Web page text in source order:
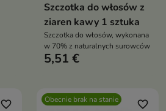
Szczotka do włosów z
ziaren kawy 1 sztuka
Szczotka do włosów, wykonana
w 70% z naturalnych surowców
5,51 €
favorite_border Obecnie brak na stanie favorite_border